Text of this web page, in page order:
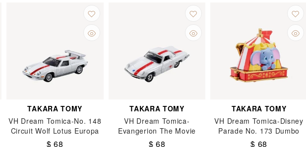
TAKARA TOMY
VH Dream Tomica-No. 148
Circuit Wolf Lotus Europa
Special
$ 68
TAKARA TOMY
VH Dream Tomica-
Evangerion The Movie
NERV Official Car
$ 68
TAKARA TOMY
VH Dream Tomica-Disney
Parade No. 173 Dumbo
$ 68